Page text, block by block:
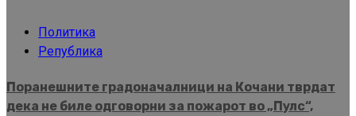
Политика
Република
Поранешните градоначалници на Кочани тврдат
дека не биле одговорни за пожарот во „Пулс“,